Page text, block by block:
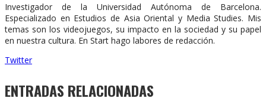
Investigador de la Universidad Autónoma de Barcelona.
Especializado en Estudios de Asia Oriental y Media Studies. Mis
temas son los videojuegos, su impacto en la sociedad y su papel
en nuestra cultura. En Start hago labores de redacción.
Twitter
ENTRADAS RELACIONADAS